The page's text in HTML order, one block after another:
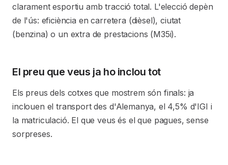
clarament esportiu amb tracció total. L'elecció depèn
de l'ús: eficiència en carretera (dièsel), ciutat
(benzina) o un extra de prestacions (M35i).
El preu que veus ja ho inclou tot
Els preus dels cotxes que mostrem són finals: ja
inclouen el transport des d'Alemanya, el 4,5% d'IGI i
la matriculació. El que veus és el que pagues, sense
sorpreses.